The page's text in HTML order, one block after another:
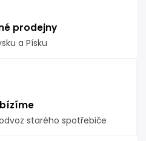
prodejny
a Písku
starého spotřebiče